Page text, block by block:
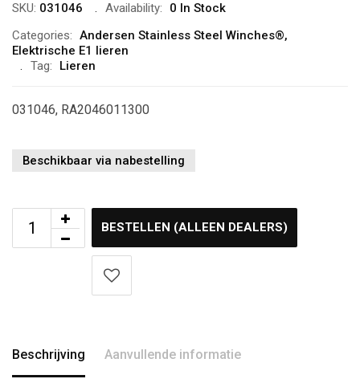
SKU: 031046 Availability:
0 In Stock
Categories: Andersen Stainless Steel Winches®,
Elektrische E1 lieren
Tag:
Lieren
031046, RA2046011300
Beschikbaar via nabestelling
BESTELLEN (ALLEEN DEALERS)
Beschrijving Aanvullende informatie